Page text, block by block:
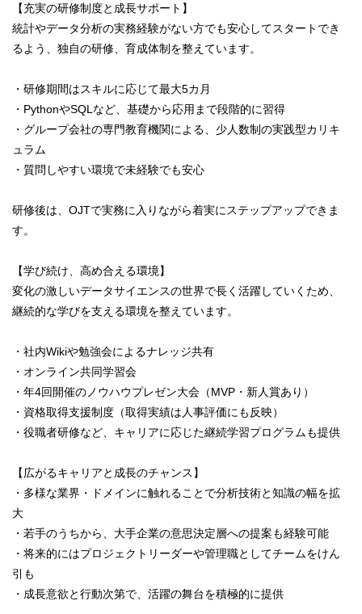
【充実の研修制度と成長サポート】
統計やデータ分析の実務経験がない方でも安心してスタートでき
るよう、独自の研修、育成体制を整えています。
・研修期間はスキルに応じて最大5カ月
・PythonやSQLなど、基礎から応用まで段階的に習得
・グループ会社の専門教育機関による、少人数制の実践型カリキ
ュラム
・質問しやすい環境で未経験でも安心
研修後は、OJTで実務に入りながら着実にステップアップできま
す。
【学び続け、高め合える環境】
変化の激しいデータサイエンスの世界で長く活躍していくため、
継続的な学びを支える環境を整えています。
・社内Wikiや勉強会によるナレッジ共有
・オンライン共同学習会
・年4回開催のノウハウプレゼン大会（MVP・新人賞あり）
・資格取得支援制度（取得実績は人事評価にも反映）
・役職者研修など、キャリアに応じた継続学習プログラムも提供
【広がるキャリアと成長のチャンス】
・多様な業界・ドメインに触れることで分析技術と知識の幅を拡
大
・若手のうちから、大手企業の意思決定層への提案も経験可能
・将来的にはプロジェクトリーダーや管理職としてチームをけん
引も
・成長意欲と行動次第で、活躍の舞台を積極的に提供